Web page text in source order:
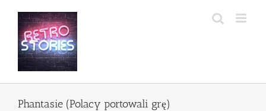
zawartości
Phantasie (Polacy portowali grę)